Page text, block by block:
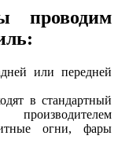
проводим
или передней
в стандартный
огни, фары